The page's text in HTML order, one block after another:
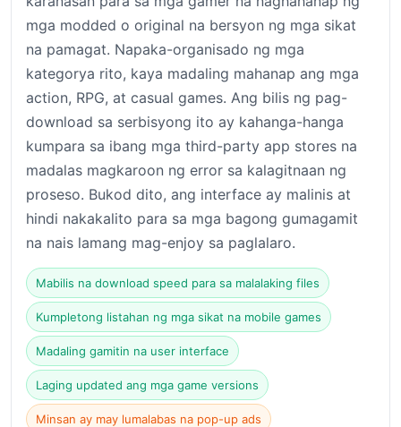
mga modded o original na bersyon ng mga sikat
na pamagat. Napaka-organisado ng mga
kategorya rito, kaya madaling mahanap ang mga
action, RPG, at casual games. Ang bilis ng pag-
download sa serbisyong ito ay kahanga-hanga
kumpara sa ibang mga third-party app stores na
madalas magkaroon ng error sa kalagitnaan ng
proseso. Bukod dito, ang interface ay malinis at
hindi nakakalito para sa mga bagong gumagamit
na nais lamang mag-enjoy sa paglalaro.
Mabilis na download speed para sa malalaking files
Kumpletong listahan ng mga sikat na mobile games
Madaling gamitin na user interface
Laging updated ang mga game versions
Minsan ay may lumalabas na pop-up ads